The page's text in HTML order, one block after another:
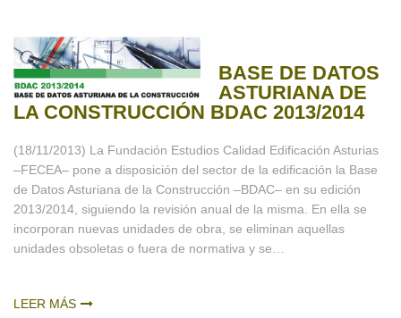
BASE DE DATOS
ASTURIANA DE
LA CONSTRUCCIÓN BDAC 2013/2014
(18/11/2013) La Fundación Estudios Calidad Edificación Asturias
–FECEA– pone a disposición del sector de la edificación la Base
de Datos Asturiana de la Construcción –BDAC– en su edición
2013/2014, siguiendo la revisión anual de la misma. En ella se
incorporan nuevas unidades de obra, se eliminan aquellas
unidades obsoletas o fuera de normativa y se…
LEER MÁS